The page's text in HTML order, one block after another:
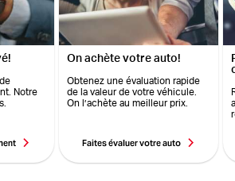
Notre
On achète votre auto!
Obtenez une évaluation rapide
de la valeur de votre véhicule.
On l’achète au meilleur prix.
Faites évaluer votre auto